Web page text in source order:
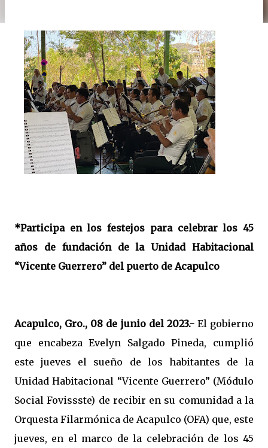
*Participa en los festejos para celebrar los 45
años de fundación de la Unidad Habitacional
“Vicente Guerrero” del puerto de Acapulco
Acapulco, Gro., 08 de junio del 2023.-El gobierno
que encabeza Evelyn Salgado Pineda, cumplió
este jueves el sueño de los habitantes de la
Unidad Habitacional “Vicente Guerrero” (Módulo
Social Fovissste) de recibir en su comunidad a la
Orquesta Filarmónica de Acapulco (OFA) que, este
jueves, en el marco de la celebración de los 45